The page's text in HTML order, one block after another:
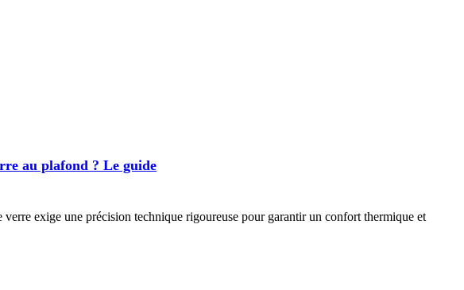
au plafond ? Le guide
exige une précision technique rigoureuse pour garantir un confort thermique et